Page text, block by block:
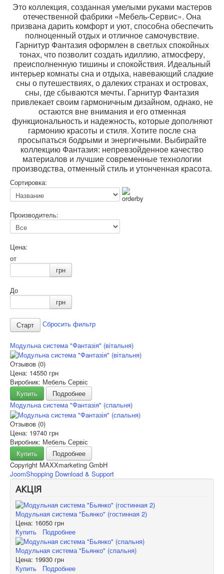
Это коллекция, созданная умелыми руками мастеров
отечественной фабрики «Мебель-Сервис». Она
призвана дарить комфорт и уют, способна обеспечить
полноценный отдых и отличное самочувствие.
Гарнитур Фантазия оформлен в светлых спокойных
тонах, что позволит создать идиллию, атмосферу,
преисполненную тишины и спокойствия. Идеальный
интерьер комнаты сна и отдыха, навевающий сладкие
сны о путешествиях, о далеких странах и островах,
сны, где сбываются мечты. Гарнитур Фантазия
привлекает своим гармоничным дизайном, однако, не
остаются вне внимания и его отменная
функциональность и надежность, которые дополняют
гармонию красоты и стиля. Хотите после сна
просыпаться бодрыми и энергичными. Выбирайте
коллекцию Фантазия: непревзойденное качество
материалов и лучшие современные технологии
производства, отменный стиль и утонченная красота.
Сортировка:
Производитель:
Цена:
от
грн
До
грн
Сбросить фильтр
Модульна система "Фантазія" (вітальня)
Отзывов (0)
Цена: 14550 грн
Виробник: Мебель Сервіс
Купить
Подробнее
Модульна система "Фантазія" (спальня)
Отзывов (0)
Цена: 19740 грн
Виробник: Мебель Сервіс
Купить
Подробнее
Copyright MAXXmarketing GmbH
JoomShopping Download & Support
АКЦІЯ
Модульная система "Бьянко" (гостинная 2)
Цена: 16050 грн
Купить
Подробнее
Модульная система "Бьянко" (спальня)
Цена: 19930 грн
Купить
Подробнее